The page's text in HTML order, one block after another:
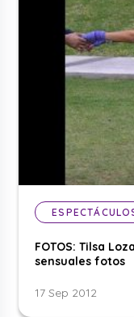
FOTOS: Tilsa
sensuales fotos
17 Sep 2012